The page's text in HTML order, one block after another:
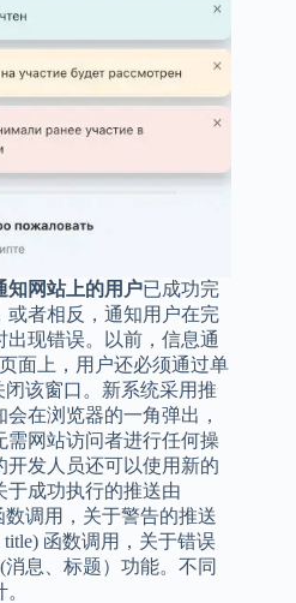
知网站上的用户已成功完
或者相反，通知用户在完
出现错误。以前，信息通
面上，用户还必须通过单
该窗口。新系统采用推
在浏览器的一角弹出，
需网站访问者进行任何操
发人员还可以使用新的
于成功执行的推送由
数调用，关于警告的推送
title) 函数调用，关于错误
消息、标题）功能。不同